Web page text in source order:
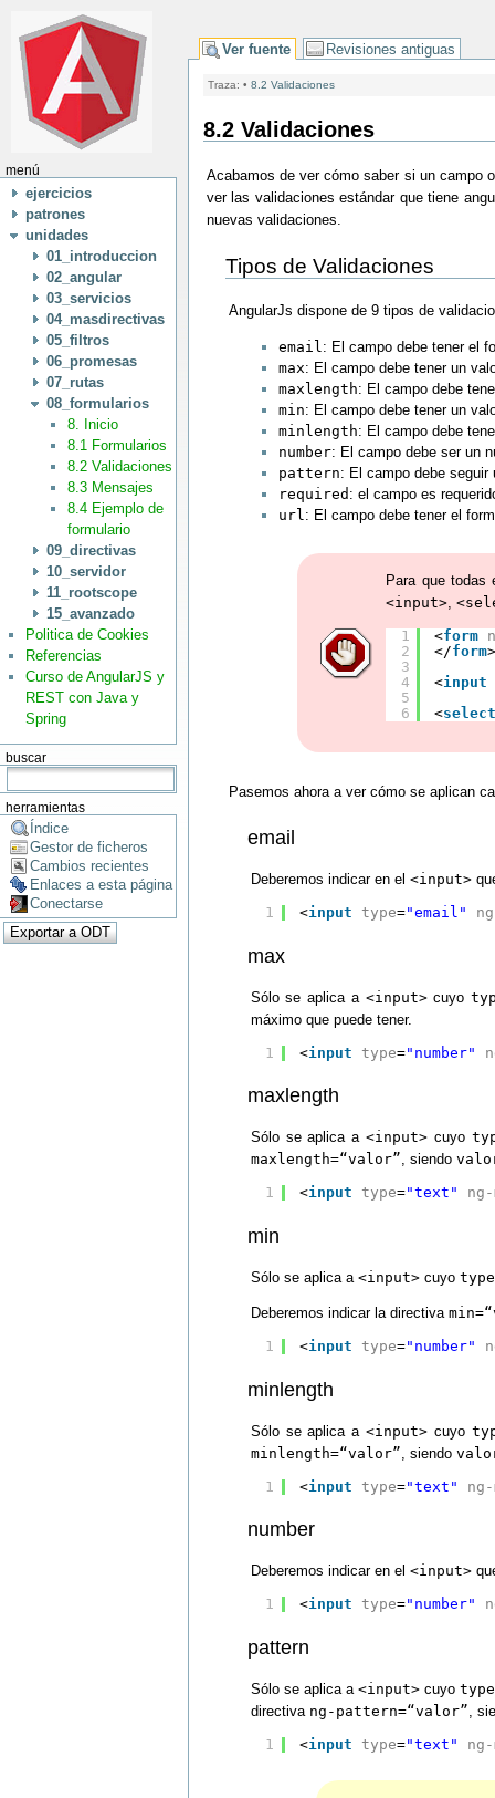
menú
ejercicios
patrones
unidades
01_introduccion
02_angular
03_servicios
04_masdirectivas
05_filtros
06_promesas
07_rutas
08_formularios
8. Inicio
8.1 Formularios
8.2 Validaciones
8.3 Mensajes
8.4 Ejemplo de
formulario
09_directivas
10_servidor
11_rootscope
15_avanzado
Politica de Cookies
Referencias
Curso de AngularJS y
REST con Java y
Spring
buscar
herramientas
Índice
Gestor de ficheros
Cambios recientes
Enlaces a esta página
Conectarse
Ver fuente Revisiones antiguas
Traza: • 8.2 Validaciones
8.2 Validaciones
Acabamos de ver cómo saber si un campo
ver las validaciones estándar que tiene
nuevas validaciones.
Tipos de Validaciones
AngularJs dispone de 9 tipos de
email : El campo debe tener el
max: El campo debe tener un
maxlength: El campo debe
min: El campo debe tener un
minlength: El campo debe
number: El campo debe ser un
pattern: El campo debe seguir
required : el campo es
url : El campo debe tener el
Para que todas
<input>,
1
2
3
4
5
6
<form
</form>
<input
<select
Pasemos ahora a ver cómo se aplican
email
Deberemos indicar en el <input>
1
<input type="email"
max
Sólo se aplica a <input>cuyo
máximo que puede tener.
1
<input type="number"
maxlength
Sólo se aplica a<input> cuyo
maxlength=“valor”, siendo
1
<input type="text"
min
Sólo se aplica a <input>cuyo
Deberemos indicar la directiva
1
<input type="number"
minlength
Sólo se aplica a<input> cuyo
minlength=“valor” , siendo
1
<input type="text"
number
Deberemos indicar en el <input>
1
<input type="number"
pattern
Sólo se aplica a <input>cuyo
directiva ng-pattern=“valor” ,
1
<input type="text"